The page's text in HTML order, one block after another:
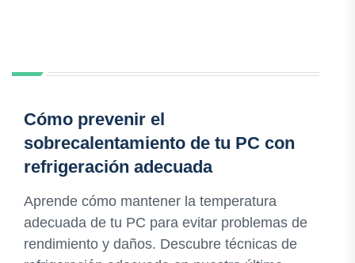
Cómo prevenir el
sobrecalentamiento de tu PC con
refrigeración adecuada
Aprende cómo mantener la temperatura
adecuada de tu PC para evitar problemas de
rendimiento y daños. Descubre técnicas de